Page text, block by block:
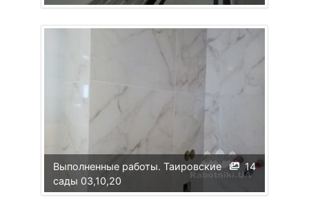
14
Выполненные работы. Таировские
сады 03,10,20